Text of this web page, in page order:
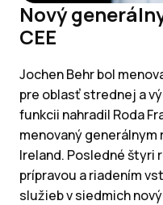
Nový
CEE
Jochen Behr bol
pre oblasť strednej a
funkcii nahradil Roda
menovaný generálnym
Ireland. Posledné štyri
prípravou a riadením
služieb v siedmich